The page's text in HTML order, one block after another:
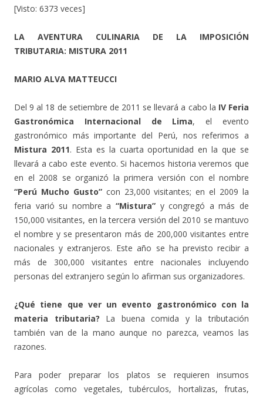
[Visto: 6373 veces]
LA AVENTURA CULINARIA DE LA IMPOSICIÓN
TRIBUTARIA: MISTURA 2011
MARIO ALVA MATTEUCCI
Del 9 al 18 de setiembre de 2011 se llevará a cabo la IV Feria
Gastronómica Internacional de Lima, el evento
gastronómico más importante del Perú, nos referimos a
Mistura 2011. Esta es la cuarta oportunidad en la que se
llevará a cabo este evento. Si hacemos historia veremos que
en el 2008 se organizó la primera versión con el nombre
“Perú Mucho Gusto”con 23,000 visitantes; en el 2009 la
feria varió su nombre a “Mistura” y congregó a más de
150,000 visitantes, en la tercera versión del 2010 se mantuvo
el nombre y se presentaron más de 200,000 visitantes entre
nacionales y extranjeros. Este año se ha previsto recibir a
más de 300,000 visitantes entre nacionales incluyendo
personas del extranjero según lo afirman sus organizadores.
¿Qué tiene que ver un evento gastronómico con la
materia tributaria? La buena comida y la tributación
también van de la mano aunque no parezca, veamos las
razones.
Para poder preparar los platos se requieren insumos
agrícolas como vegetales, tubérculos, hortalizas, frutas,